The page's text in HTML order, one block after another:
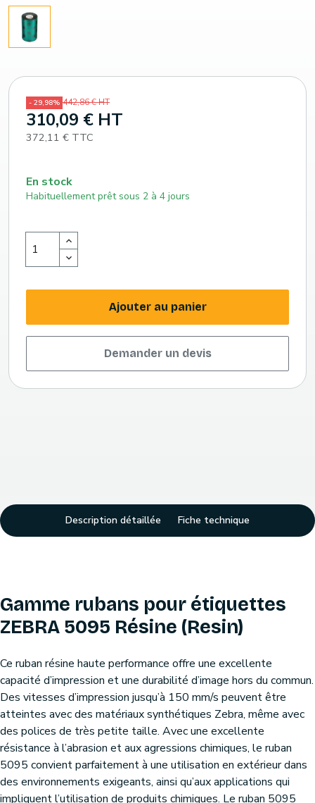
- 29,98% 442,86 € HT
310,09 € HT
372,11 € TTC
En stock
Habituellement prêt sous 2 à 4 jours
Ajouter au panier
Demander un devis
Description détaillée Fiche technique
Gamme rubans pour étiquettes
ZEBRA 5095 Résine (Resin)
Ce ruban résine haute performance offre une excellente
capacité d’impression et une durabilité d’image hors du commun.
Des vitesses d’impression jusqu’à 150 mm/s peuvent être
atteintes avec des matériaux synthétiques Zebra, même avec
des polices de très petite taille. Avec une excellente
résistance à l’abrasion et aux agressions chimiques, le ruban
5095 convient parfaitement à une utilisation en extérieur dans
des environnements exigeants, ainsi qu’aux applications qui
impliquent l’utilisation de produits chimiques. Le ruban 5095